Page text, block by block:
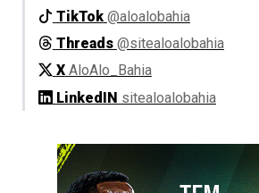
TikTok @aloalobahia
Threads @sitealoalobahia
X AloAlo_Bahia
LinkedIN sitealoalobahia